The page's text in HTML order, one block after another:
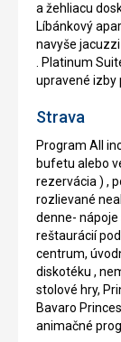
a žehliacu
Líbánkový
navyše
. Platinum
upravené izby
Strava
Program All
bufetu alebo
rezervácia ) ,
rozlievané
denne-
reštaurácií
centrum,
diskotéku ,
stolové hry,
Bavaro
animačné